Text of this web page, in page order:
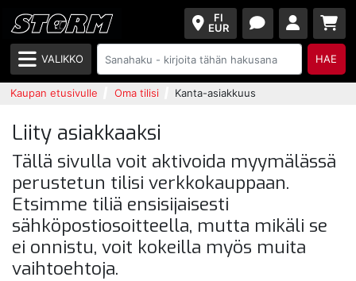
FI
EUR
VALIKKO HAE
Kaupan etusivulle Oma tilisi Kanta-asiakkuus
Liity asiakkaaksi
Tällä sivulla voit aktivoida myymälässä
perustetun tilisi verkkokauppaan.
Etsimme tiliä ensisijaisesti
sähköpostiosoitteella, mutta mikäli se
ei onnistu, voit kokeilla myös muita
vaihtoehtoja.